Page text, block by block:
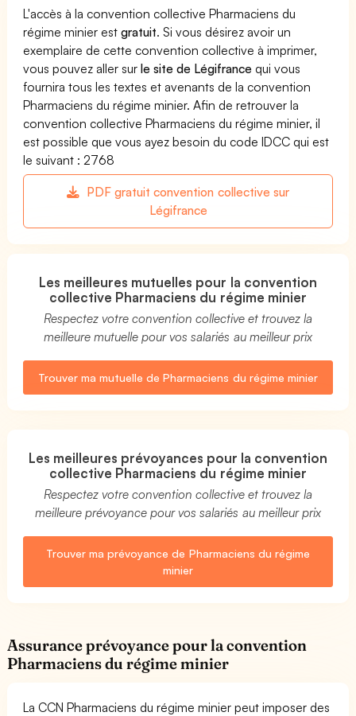
L'accès à la convention collective Pharmaciens du
régime minier estgratuit. Si vous désirez avoir un
exemplaire de cette convention collective à imprimer,
vous pouvez aller surle site de Légifrance qui vous
fournira tous les textes et avenants de la convention
Pharmaciens du régime minier. Afin de retrouver la
convention collective Pharmaciens du régime minier, il
est possible que vous ayez besoin du code IDCC qui est
le suivant : 2768
PDF gratuit convention collective sur
Légifrance
Les meilleures mutuelles pour la convention
collective Pharmaciens du régime minier
Respectez votre convention collective et trouvez la
meilleure mutuelle pour vos salariés au meilleur prix
Trouver ma mutuelle de Pharmaciens du régime minier
Les meilleures prévoyances pour la convention
collective Pharmaciens du régime minier
Respectez votre convention collective et trouvez la
meilleure prévoyance pour vos salariés au meilleur prix
Trouver ma prévoyance de Pharmaciens du régime
minier
Assurance prévoyance pour la convention
Pharmaciens du régime minier
La CCN Pharmaciens du régime minier peut imposer des